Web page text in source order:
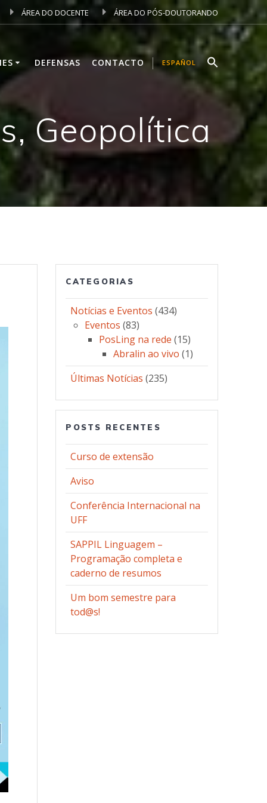
ÁREA DO DOCENTE ÁREA DO PÓS-DOUTORANDO
DEFENSAS CONTACTO ESPAÑOL
Geopolítica
CATEGORIAS
Notícias e Eventos (434)
Eventos (83)
PosLing na rede (15)
Abralin ao vivo (1)
Últimas Notícias (235)
POSTS RECENTES
Curso de extensão
Aviso
Conferência Internacional na
UFF
SAPPIL Linguagem –
Programação completa e
caderno de resumos
Um bom semestre para
tod@s!